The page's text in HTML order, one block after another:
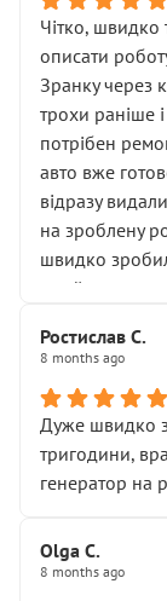
ущільнювачів.
Що прикро —
вас стартер,
враження.
лобовим
новий
Але після
здаються
Я — клієнт,
Хотілося б
• належної
• прозорості в
• реальної
“подивились і
На жаль,
Стосовно
Чітко,
описати
Зранку через
трохи раніше
потрібен
авто вже
відразу
на зроблену
швидко
приймальнику
звертатися до
Ростислав С.
8 months ago
Дуже швидко
тригодини,
генератор на
Olga С.
8 months ago